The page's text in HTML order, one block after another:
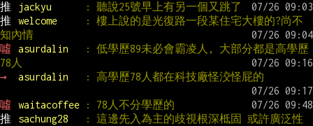
推 jackyu
: 聽說25號早上有另一個又跳了
推
welcome
: 樓上說的是光復路一段某住宅大樓的?尚不
知內情
噓
asurdalin
: 低學歷89未必會霸凌人, 大部分都是高學歷
78人
→
asurdalin : 高學歷78人都在科技廠怪洨怪屁的
噓 waitacoffee
: 78人不分學歷的
推
sachung28
: 這邊先入為主的歧視根深柢固 或許廣泛性